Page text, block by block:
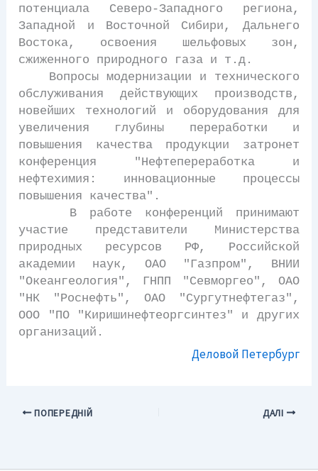
потенциала Северо-Западного региона,
Западной и Восточной Сибири, Дальнего
Востока, освоения шельфовых зон,
сжиженного природного газа и т.д.
Вопросы модернизации и технического
обслуживания действующих производств,
новейших технологий и оборудования для
увеличения глубины переработки и
повышения качества продукции затронет
конференция "Нефтепереработка и
нефтехимия: инновационные процессы
повышения качества".
В работе конференций принимают
участие представители Министерства
природных ресурсов РФ, Российской
академии наук, ОАО "Газпром", ВНИИ
"Океангеология", ГНПП "Севморгео", ОАО
"НК "Роснефть", ОАО "Сургутнефтегаз",
ООО "ПО "Киришинефтеоргсинтез" и других
организаций.
Деловой Петербург
ПОПЕРЕДНІЙ ДАЛІ